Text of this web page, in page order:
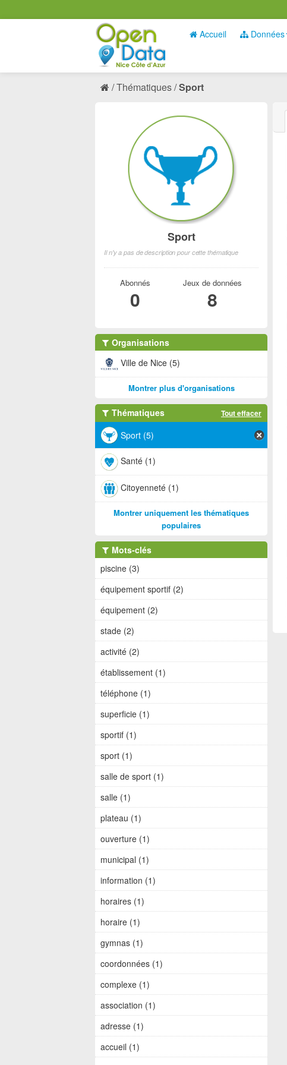
Accueil Données
Thématiques Sport
Sport
Il n'y a pas de description pour cette thématique
Abonnés
0
Jeux de données
8
Organisations
Ville de Nice (5)
Montrer plus d'organisations
Thématiques Tout effacer
Sport (5)
Santé (1)
Citoyenneté (1)
Montrer uniquement les thématiques
populaires
Mots-clés
piscine (3)
équipement sportif (2)
équipement (2)
stade (2)
activité (2)
établissement (1)
téléphone (1)
superficie (1)
sportif (1)
sport (1)
salle de sport (1)
salle (1)
plateau (1)
ouverture (1)
municipal (1)
information (1)
horaires (1)
horaire (1)
gymnas (1)
coordonnées (1)
complexe (1)
association (1)
adresse (1)
accueil (1)